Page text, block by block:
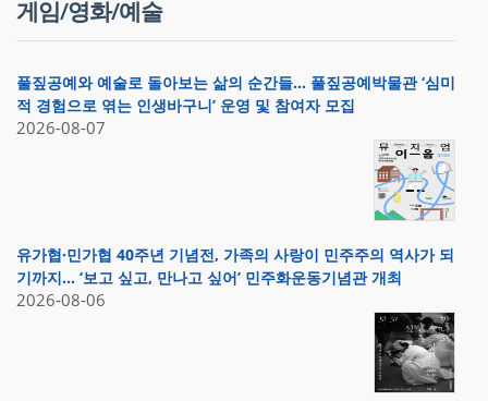
게임/영화/예술
풀짚공예와 예술로 돌아보는 삶의 순간들… 풀짚공예박물관 ‘심미
적 경험으로 엮는 인생바구니’ 운영 및 참여자 모집
2026-08-07
유가협·민가협 40주년 기념전, 가족의 사랑이 민주주의 역사가 되
기까지… ‘보고 싶고, 만나고 싶어’ 민주화운동기념관 개최
2026-08-06